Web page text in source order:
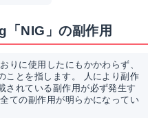
「NIG」の副作用
りに使用したにもかかわらず、
ことを指します。 人により副作
されている副作用が必ず発生す
ての副作用が明らかになってい